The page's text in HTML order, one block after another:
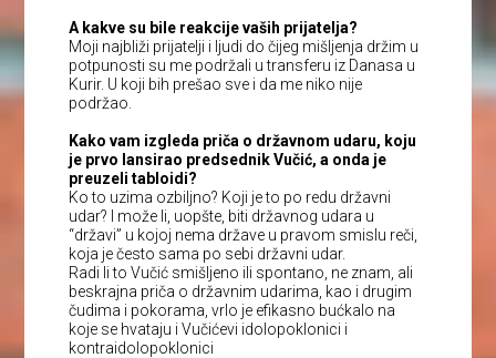
A kakve su bile reakcije vaših prijatelja?
Moji najbliži prijatelji i ljudi do čijeg mišljenja držim u
potpunosti su me podržali u transferu iz Danasa u
Kurir. U koji bih prešao sve i da me niko nije
podržao.
Kako vam izgleda priča o državnom udaru, koju
je prvo lansirao predsednik Vučić, a onda je
preuzeli tabloidi?
Ko to uzima ozbiljno? Koji je to po redu državni
udar? I može li, uopšte, biti državnog udara u
“državi” u kojoj nema države u pravom smislu reči,
koja je često sama po sebi državni udar.
Radi li to Vučić smišljeno ili spontano, ne znam, ali
beskrajna priča o državnim udarima, kao i drugim
čudima i pokorama, vrlo je efikasno bućkalo na
koje se hvataju i Vučićevi idolopoklonici i
kontraidolopoklonici